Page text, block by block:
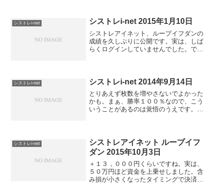
こちらです
シストレi-net シストレi-net 2015年1月10日
シストレアイネット、ループイフダンの
成績を久しぶりに公開です。実は、しば
らくログインしていませんでした。で、
２０日の状態がこちら。う...
シストレi-net シストレi-net 2014年9月14日
とりあえず枚数を増やさないでよかった
かも。まぁ、勝率１００％なので、こう
いうことがあるのは覚悟のうえです。前
シストレi-net
シストレアイネット ループイフ
ダン 2015年10月3日
＋１３，０００円くらいですね。実は、
５０万円ほど資金を上乗せしました。含
み損が小さくなったタイミングで決済→